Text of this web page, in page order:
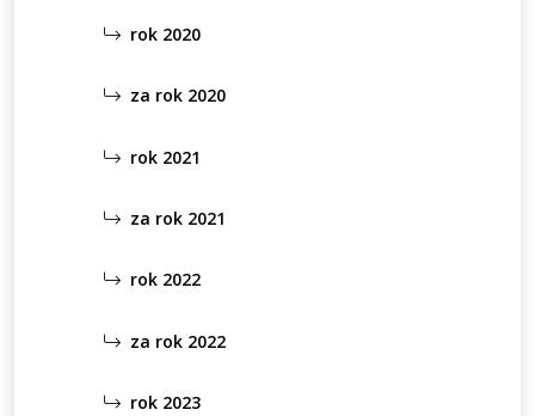
rok 2020
za rok 2020
rok 2021
za rok 2021
rok 2022
za rok 2022
rok 2023